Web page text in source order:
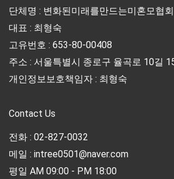
단체명 : 변화된미래를만드는미혼모협회
대표 : 최형숙
고유번호 : 653-80-00408
주소 : 서울특별시 종로구 율곡로 10길
개인정보보호책임자 : 최형숙
Contact Us
전화 : 02-827-0032
메일 : intree0501@naver.com
평일 AM 09:00 - PM 18:00